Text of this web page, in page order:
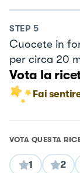
STEP 5
Cuocete in
per circa 20
Vota la
Fai
VOTA QUESTA
1 2